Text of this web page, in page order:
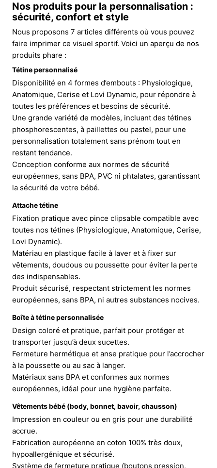
Nos produits pour la personnalisation :
sécurité, confort et style
Nous proposons 7 articles différents où vous pouvez
faire imprimer ce visuel sportif. Voici un aperçu de nos
produits phare :
Tétine personnalisé
Disponibilité en 4 formes d’embouts : Physiologique,
Anatomique, Cerise et Lovi Dynamic, pour répondre à
toutes les préférences et besoins de sécurité.
Une grande variété de modèles, incluant des tétines
phosphorescentes, à paillettes ou pastel, pour une
personnalisation totalement sans prénom tout en
restant tendance.
Conception conforme aux normes de sécurité
européennes, sans BPA, PVC ni phtalates, garantissant
la sécurité de votre bébé.
Attache tétine
Fixation pratique avec pince clipsable compatible avec
toutes nos tétines (Physiologique, Anatomique, Cerise,
Lovi Dynamic).
Matériau en plastique facile à laver et à fixer sur
vêtements, doudous ou poussette pour éviter la perte
des indispensables.
Produit sécurisé, respectant strictement les normes
européennes, sans BPA, ni autres substances nocives.
Boîte à tétine personnalisée
Design coloré et pratique, parfait pour protéger et
transporter jusqu’à deux sucettes.
Fermeture hermétique et anse pratique pour l’accrocher
à la poussette ou au sac à langer.
Matériaux sans BPA et conformes aux normes
européennes, idéal pour une hygiène parfaite.
Vêtements bébé (body, bonnet, bavoir, chausson)
Impression en couleur ou en gris pour une durabilité
accrue.
Fabrication européenne en coton 100% très doux,
hypoallergénique et sécurisé.
Système de fermeture pratique (boutons pression,